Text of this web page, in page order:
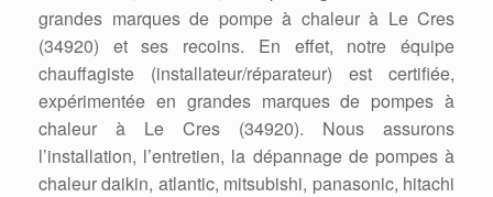
grandes marques de pompe à chaleur à Le Cres
(34920) et ses recoins. En effet, notre équipe
chauffagiste (installateur/réparateur) est certifiée,
expérimentée en grandes marques de pompes à
chaleur à Le Cres (34920). Nous assurons
l’installation, l’entretien, la dépannage de pompes à
chaleur daikin, atlantic, mitsubishi, panasonic, hitachi